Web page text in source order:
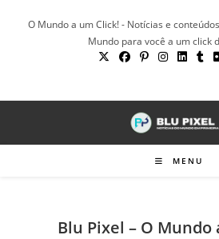
O Mundo a um Click! - Notícias e
Mundo para você a um click
MENU
Blu Pixel – O Mundo